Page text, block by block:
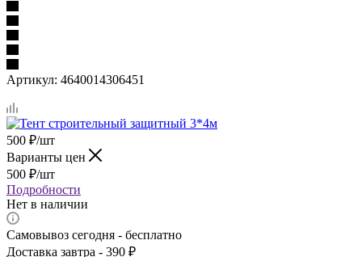
Артикул: 4640014306451
500 ₽/шт
Варианты цен
500 ₽/шт
Подробности
Нет в наличии
Самовывоз сегодня - бесплатно
Доставка завтра - 390 ₽